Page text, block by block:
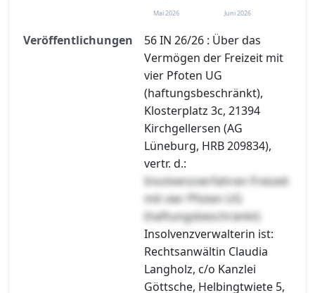
Mai 2026 Juni 2026
Veröffentlichungen
56 IN 26/26 : Über das
Vermögen der Freizeit mit
vier Pfoten UG
(haftungsbeschränkt),
Klosterplatz 3c, 21394
Kirchgellersen (AG
Lüneburg, HRB 209834),
vertr. d.:
Insolvenzverfahren Freizeit
mit vier Pfoten UG
(haftungsbeschränkt)
Insolvenzverwalterin ist:
Rechtsanwältin Claudia
Langholz, c/o Kanzlei
Göttsche, Helbingtwiete 5,